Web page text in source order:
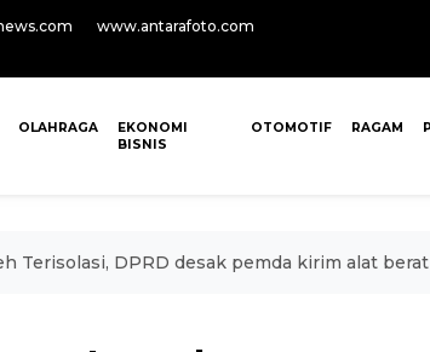
www.antarafoto.com
OLAHRAGA
EKONOMI
BISNIS
OTOMOTIF RAGAM
Terisolasi, DPRD desak pemda kirim alat berat